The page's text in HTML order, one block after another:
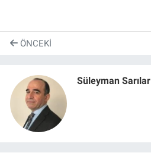
ÖNCEKI
Süleyman Sarılar